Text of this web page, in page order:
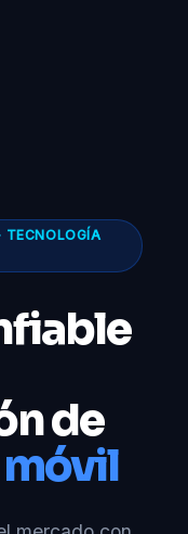
TECNOLOGÍA
de